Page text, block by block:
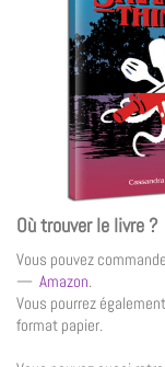
Où trouver le livre ?
Vous pouvez
— Amazon.
Vous pourrez
format papier.